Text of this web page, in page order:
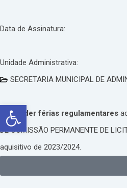
Data de Assinatura:
Unidade Administrativa:
SECRETARIA MUNICIPAL DE
Conceder férias regulamentares
DE COMISSÃO PERMANENTE DE
aquisitivo de 2023/2024.
Abrir a barra de ferramentas